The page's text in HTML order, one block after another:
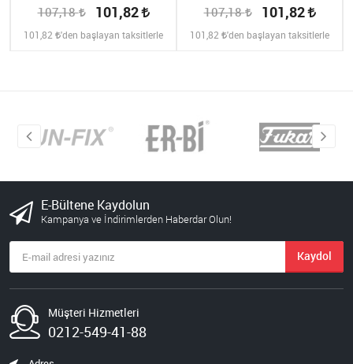
107,18 101,82
101,82 'den başlayan taksitlerle
107,18 101,82
101,82 'den başlayan taksitlerle
E-Bültene Kaydolun
Kampanya ve İndirimlerden Haberdar Olun!
Kaydol
Müşteri Hizmetleri
0212-549-41-88